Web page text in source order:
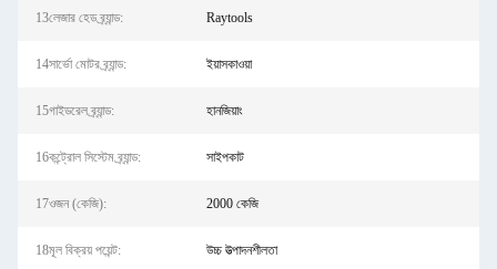
13লেজার হেড ব্র্যান্ড: Raytools
14সার্ভো মোটর ব্র্যান্ড: ইয়াসকাওয়া
15গাইডরেল ব্র্যান্ড: হানজিয়াং
16কন্ট্রোল সিস্টেম ব্র্যান্ড: সাইপকাট
17ওজন (কেজি): 2000 কেজি
18মূল বিক্রয় পয়েন্ট: উচ্চ উত্পাদনশীলতা